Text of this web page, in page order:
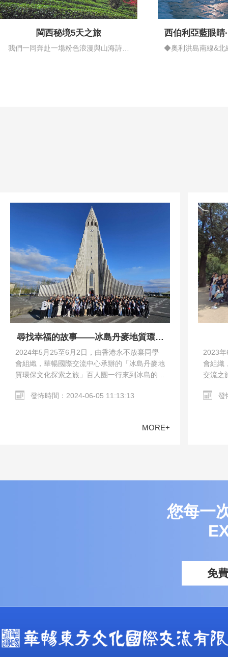
閩西秘境5天之旅
我們一同奔赴一場粉色浪漫與山海詩意
西伯利亞藍眼睛
情藍
◆奧利洪島南線&北
尋找幸福的故事——冰島丹麥地質環保
文化探索之旅
2024年5月25至6月2日，由香港永不放棄同學
會組織，華暢國際交流中心承辦的「冰島丹麥地
質環保文化探索之旅」百人團一行來到冰島的雷
哈根市區、Harpa…
發怖時間：2024-06-05 11:13:13
MORE+
2023
會組織
交流之
教堂發
您每一
免